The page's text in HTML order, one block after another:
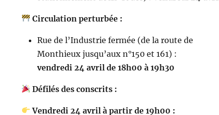
Circulation perturbée :
Rue de l’Industrie fermée (de la route de
Monthieux jusqu’aux n°150 et 161) :
vendredi 24 avril de 18h00 à 19h30
Défilés des conscrits :
Vendredi 24 avril à partir de 19h00 :